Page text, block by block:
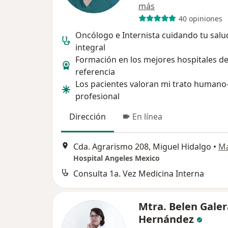
más
40 opiniones
Oncólogo e Internista cuidando tu
integral
Formación en los mejores hospitales de
referencia
Los pacientes valoran mi trato
profesional
Dirección
En línea
Cda. Agrarismo 208, Miguel Hidalgo •
Hospital Angeles Mexico
Consulta 1a. Vez Medicina Interna
Mtra. Belen
Hernández